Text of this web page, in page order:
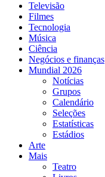
Televisão
Filmes
Tecnologia
Música
Ciência
Negócios e finanças
Mundial 2026
Notícias
Grupos
Calendário
Seleções
Estatísticas
Estádios
Arte
Mais
Teatro